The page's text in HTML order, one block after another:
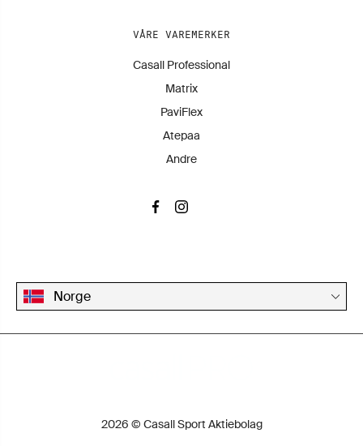
VÅRE VAREMERKER
Casall Professional
Matrix
PaviFlex
Atepaa
Andre
Norge
2026 © Casall Sport Aktiebolag